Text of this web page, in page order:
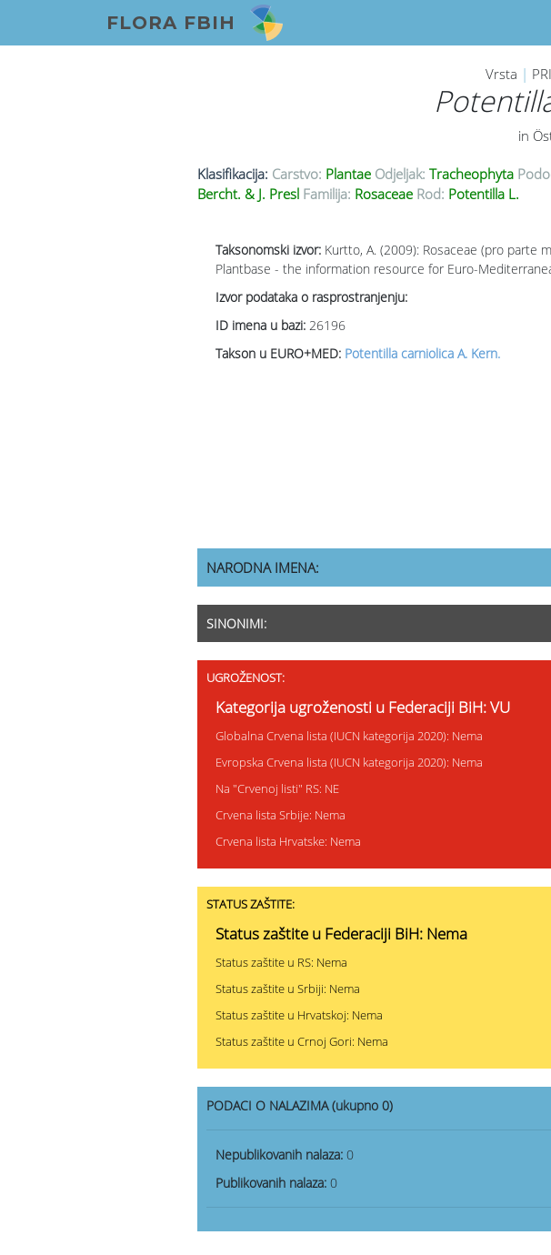
FLORA FBIH
Vrsta |
in
Klasifikacija: Carstvo: Plantae Odjeljak: Tracheophyta
Bercht. & J. Presl Familija: Rosaceae Rod: Potentilla L.
Taksonomski izvor: Kurtto, A. (2009): Rosaceae (pro parte
Plantbase - the information resource for Euro-
Izvor podataka o rasprostranjenju:
ID imena u bazi: 26196
Takson u EURO+MED: Potentilla carniolica A. Kern.
NARODNA IMENA:
SINONIMI:
UGROŽENOST:
Kategorija ugroženosti u Federaciji BiH: VU
Globalna Crvena lista (IUCN kategorija 2020): Nema
Evropska Crvena lista (IUCN kategorija 2020): Nema
Na "Crvenoj listi" RS: NE
Crvena lista Srbije: Nema
Crvena lista Hrvatske: Nema
STATUS ZAŠTITE:
Status zaštite u Federaciji BiH: Nema
Status zaštite u RS: Nema
Status zaštite u Srbiji: Nema
Status zaštite u Hrvatskoj: Nema
Status zaštite u Crnoj Gori: Nema
PODACI O NALAZIMA (ukupno 0)
Nepublikovanih nalaza: 0
Publikovanih nalaza: 0